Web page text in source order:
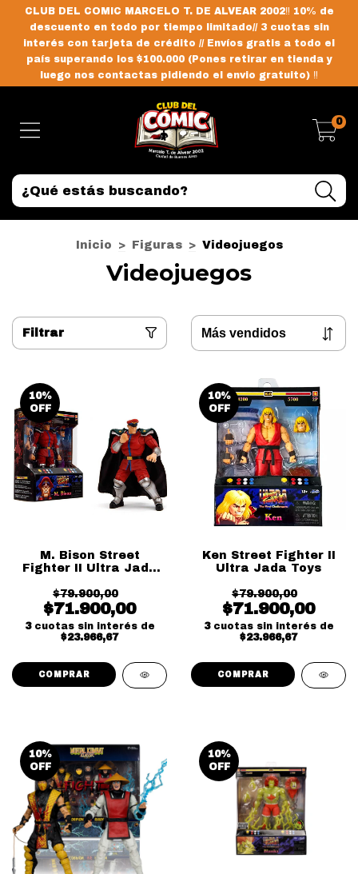
CLUB DEL COMIC MARCELO T. DE ALVEAR 2002‼️ 10% de
descuento en todo por tiempo limitado// 3 cuotas sin
interés con tarjeta de crédito // Envíos gratis a todo el
país superando los $100.000 (Pones retirar en tienda y
luego nos contactas pidiendo el envio gratuito) ‼️
0
Inicio > Figuras > Videojuegos
Videojuegos
Filtrar
10%
OFF
M. Bison Street
Fighter II Ultra Jada
$79.900,00
$71.900,00
3 cuotas sin interés de
$23.966,67
10%
OFF
Ken Street Fighter II
Ultra Jada Toys
$79.900,00
$71.900,00
3 cuotas sin interés de
$23.966,67
10%
OFF
10%
OFF